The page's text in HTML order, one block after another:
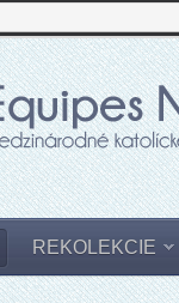
REKOLEKCIE